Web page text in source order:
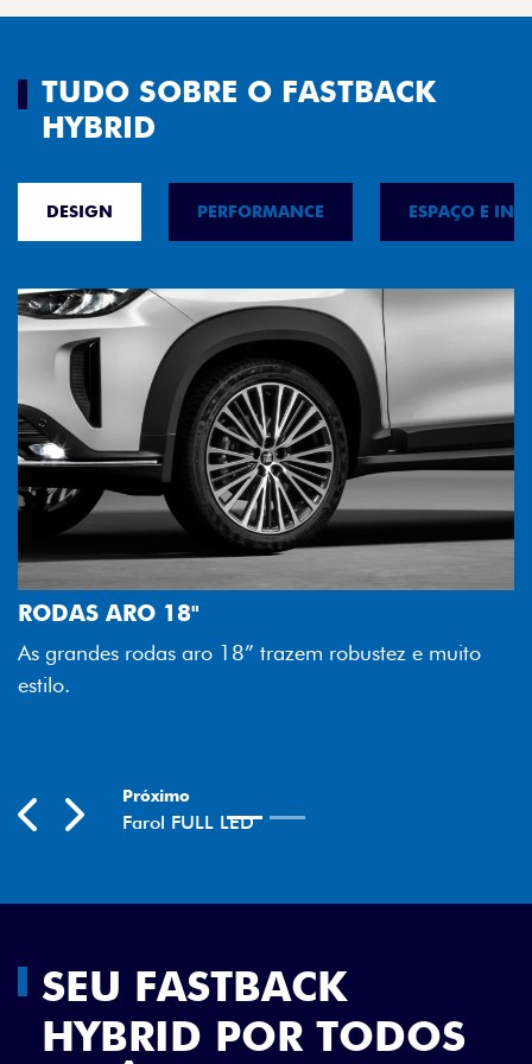
TUDO SOBRE O FASTBACK
HYBRID
DESIGN PERFORMANCE ESPAÇO E
18"
aro 18” trazem robustez e muito
FAROL FULL
Tecnologia dos
economia para
SEU FASTBACK
HYBRID POR TODOS